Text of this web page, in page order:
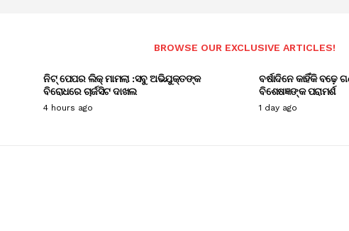
BROWSE OUR EXCLUSIVE ARTICLES!
ନିଟ୍ ପେପର ଲିକ୍ ମାମଲା :ସବୁ ଅଭିଯୁକ୍ତଙ୍କ
ବିରୋଧରେ ଚାର୍ଜସିଟ ଦାଖଲ
4 hours ago
ବର୍ଷାଦିନେ କାହିଁକି ବଢ଼େ
ବିଶେଷଜ୍ଞଙ୍କ ପରାମର୍ଶ
1 day ago